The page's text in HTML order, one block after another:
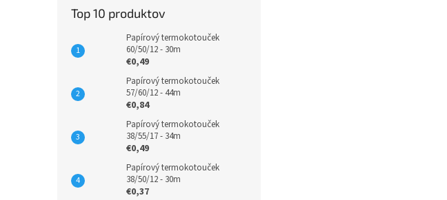
Top 10 produktov
Papírový termokotouček
60/50/12 - 30m
€0,49
Papírový termokotouček
57/60/12 - 44m
€0,84
Papírový termokotouček
38/55/17 - 34m
€0,49
Papírový termokotouček
38/50/12 - 30m
€0,37